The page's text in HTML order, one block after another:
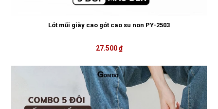
Lót mũi giày cao gót cao su non PY-2503
27.500 ₫